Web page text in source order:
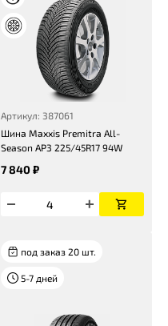
Артикул: 387061
Шина Maxxis Premitra All-
Season AP3 225/45R17 94W
7 840 ₽
под заказ 20 шт.
5-7 дней